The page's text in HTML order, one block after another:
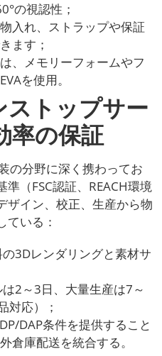
の視認性；
入れ、ストラップや保証
ます；
、メモリーフォームやフ
を使用。
ストップサー
率の保証
の分野に深く携わってお
（FSC認証、REACH環境
ザイン、校正、生産から物
ている：
の3Dレンダリングと素材サ
2～3日、大量生産は7～
対応）；
DAP条件を提供すること
倉庫配送を統合する。